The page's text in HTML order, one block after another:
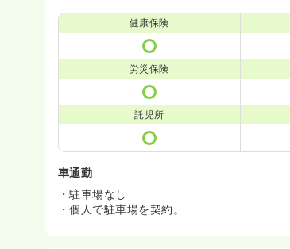
健康保険
労災保険
託児所
車通勤
・駐車場なし
・個人で駐車場を契約。